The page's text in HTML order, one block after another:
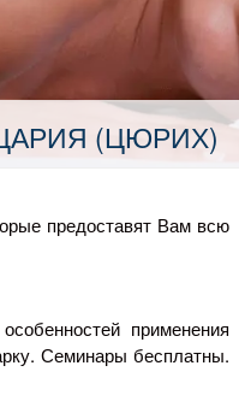
(ЦЮРИХ)
предоставят Вам всю
применения
Семинары бесплатны.